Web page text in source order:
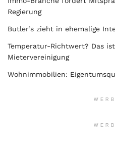
Regierung
Butler’s zieht in ehemalige
Temperatur-Richtwert? Das
Mietervereinigung
Wohnimmobilien: